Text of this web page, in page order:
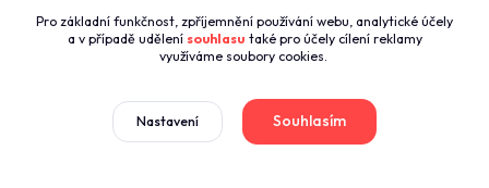
+420774421626
(Po-Pá 8:00-16:00)
sales@profikuchyn.cz
Pro základní funkčnost, zpříjemnění používání webu, analytické účely
a v případě udělení souhlasu také pro účely cílení reklamy
využíváme soubory cookies.
Nastavení Souhlasím